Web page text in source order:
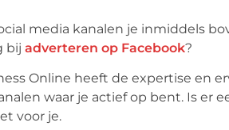
media kanalen je inmiddels
bij adverteren op Facebook?
Online heeft de expertise en
waar je actief op bent. Is er
voor je.